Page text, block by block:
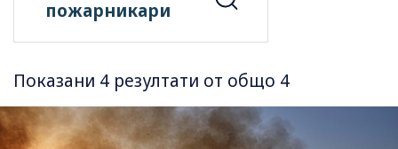
Показани 4 резултати от общо 4